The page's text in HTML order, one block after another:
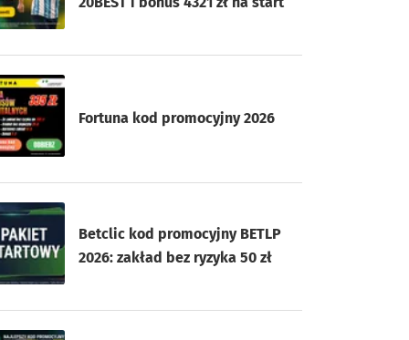
Fortuna kod promocyjny 2026
Betclic kod promocyjny BETLP
2026: zakład bez ryzyka 50 zł